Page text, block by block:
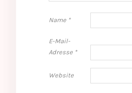
Name *
E-Mail-
Adresse *
Website